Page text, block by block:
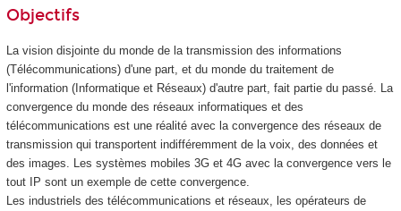
Objectifs
La vision disjointe du monde de la transmission des informations
(Télécommunications) d'une part, et du monde du traitement de
l'information (Informatique et Réseaux) d'autre part, fait partie du passé. La
convergence du monde des réseaux informatiques et des
télécommunications est une réalité avec la convergence des réseaux de
transmission qui transportent indifféremment de la voix, des données et
des images. Les systèmes mobiles 3G et 4G avec la convergence vers le
tout IP sont un exemple de cette convergence.
Les industriels des télécommunications et réseaux, les opérateurs de